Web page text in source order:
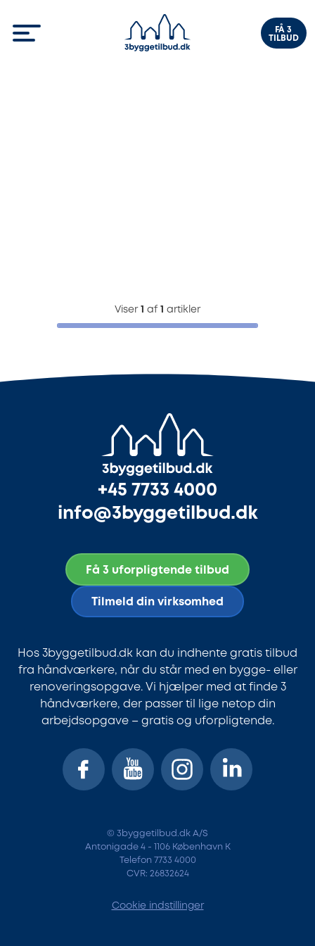
FÅ 3
TILBUD
Viser 1 af 1 artikler
+45 7733 4000
info@3byggetilbud.dk
Få 3 uforpligtende tilbud
Tilmeld din virksomhed
Hos 3byggetilbud.dk kan du indhente gratis tilbud
fra håndværkere, når du står med en bygge- eller
renoveringsopgave. Vi hjælper med at finde 3
håndværkere, der passer til lige netop din
arbejdsopgave – gratis og uforpligtende.
© 3byggetilbud.dk A/S
Antonigade 4 - 1106 København K
Telefon 7733 4000
CVR: 26832624
Cookie indstillinger